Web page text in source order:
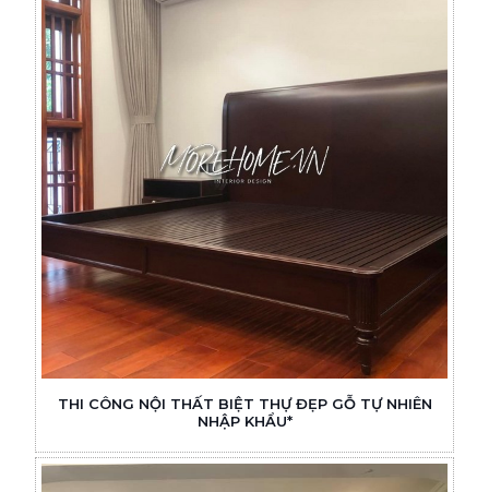
THI CÔNG NỘI THẤT BIỆT THỰ ĐẸP GỖ TỰ NHIÊN
NHẬP KHẨU*